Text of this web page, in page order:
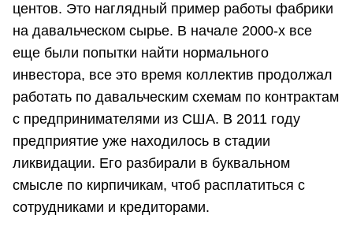
центов. Это наглядный пример работы фабрики
на давальческом сырье. В начале 2000-х все
еще были попытки найти нормального
инвестора, все это время коллектив продолжал
работать по давальческим схемам по контрактам
с предпринимателями из США. В 2011 году
предприятие уже находилось в стадии
ликвидации. Его разбирали в буквальном
смысле по кирпичикам, чтоб расплатиться с
сотрудниками и кредиторами.